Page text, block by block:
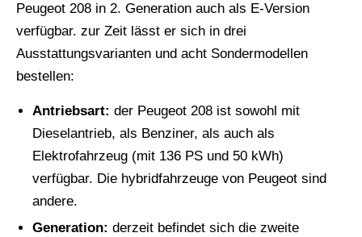
Peugeot 208 in 2. Generation auch als E-Version
verfügbar. zur Zeit lässt er sich in drei
Ausstattungsvarianten und acht Sondermodellen
bestellen:
Antriebsart: der Peugeot 208 ist sowohl mit
Dieselantrieb, als Benziner, als auch als
Elektrofahrzeug (mit 136 PS und 50 kWh)
verfügbar. Die hybridfahrzeuge von Peugeot sind
andere.
Generation: derzeit befindet sich die zweite